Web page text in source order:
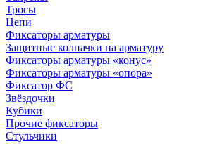
Тросы
Цепи
Фиксаторы арматуры
Защитные колпачки на арматуру
Фиксаторы арматуры «конус»
Фиксаторы арматуры «опора»
Фиксатор ФС
Звёздочки
Кубики
Прочие фиксаторы
Стульчики